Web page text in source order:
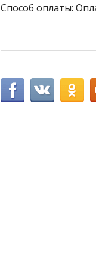
Способ оплаты: